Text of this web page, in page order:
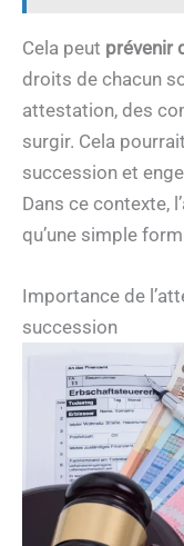
Cela peut prévenir
droits de chacun
attestation, des
surgir. Cela
succession et
Dans ce contexte,
qu’une simple
Importance de
succession